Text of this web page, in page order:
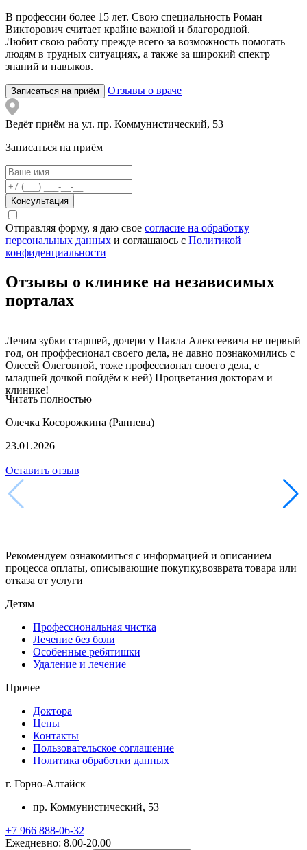
В профессии более 15 лет. Свою специальность Роман
Викторович считает крайне важной и благородной.
Любит свою работу прежде всего за возможность помогать
людям в трудных ситуациях, а также за широкий спектр
знаний и навыков.
Записаться на приём Отзывы о враче
Ведёт приём на ул. пр. Коммунистический, 53
Записаться на приём
Консультация
Отправляя форму, я даю свое согласие на обработку
персональных данных и соглашаюсь c Политикой
конфиденциальности
Отзывы о клинике на независимых
порталах
Лечим зубки старшей, дочери у Павла Алексеевича не первый
год, он проффесионал своего дела, не давно познакомились с
Олесей Олеговной, тоже профессионал своего дела, с
младшей дочкой пойдём к ней) Процветания докторам и
клинике!
Читать полностью
Олечка Косорожкина (Раннева)
23.01.2026
Оставить отзыв
Рекомендуем ознакомиться с информацией и описанием
процессa оплаты, описывающие покупку,возврата товара или
отказа от услуги
Детям
Профессиональная чистка
Лечение без боли
Особенные ребятишки
Удаление и лечение
Прочее
Доктора
Цены
Контакты
Пользовательское соглашение
Политика обработки данных
г. Горно-Алтайск
пр. Коммунистический, 53
+7 966 888-06-32
Ежедневно: 8.00-20.00